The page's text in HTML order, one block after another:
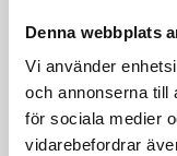
Denna webbplats
Vi använder
och annonserna till
för sociala medier
vidarebefordrar
Zone code:
Payment